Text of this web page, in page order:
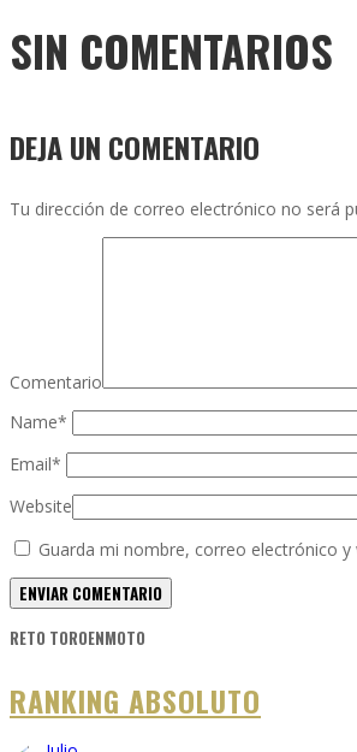
SIN COMENTARIOS
DEJA UN COMENTARIO
Tu dirección de correo electrónico no será
Comentario
Name*
Email*
Website
Guarda mi nombre, correo electrónico
RETO TOROENMOTO
RANKING ABSOLUTO